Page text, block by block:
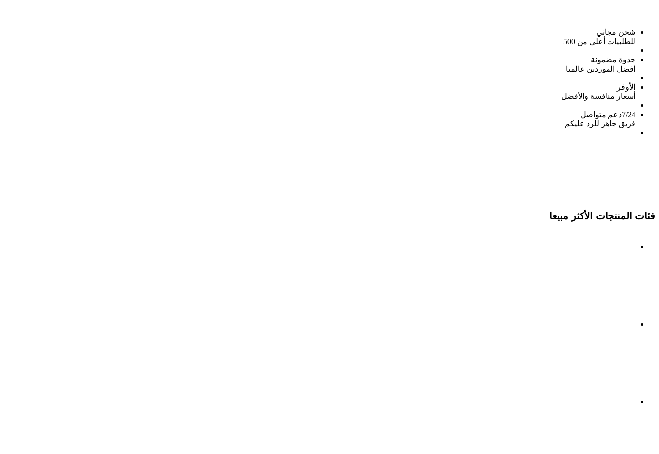
شحن مجاني
للطلبيات أعلى من 500
جدوة مضمونة
أفضل الموردين عالميا
الأوفر
أسعار منافسة والأفضل
7/24دعم متواصل
فريق جاهز للرد عليكم
فئات المنتجات الأكثر مبيعا